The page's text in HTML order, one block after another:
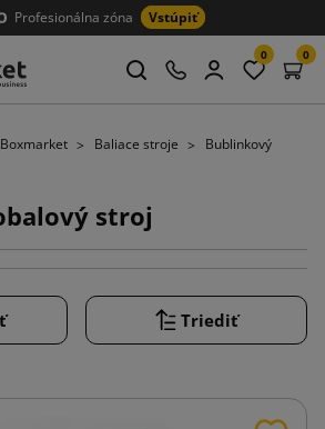
Profesionálna zóna Vstúpiť
0 0
Baliace stroje
Bublinkový
stroj
Triediť